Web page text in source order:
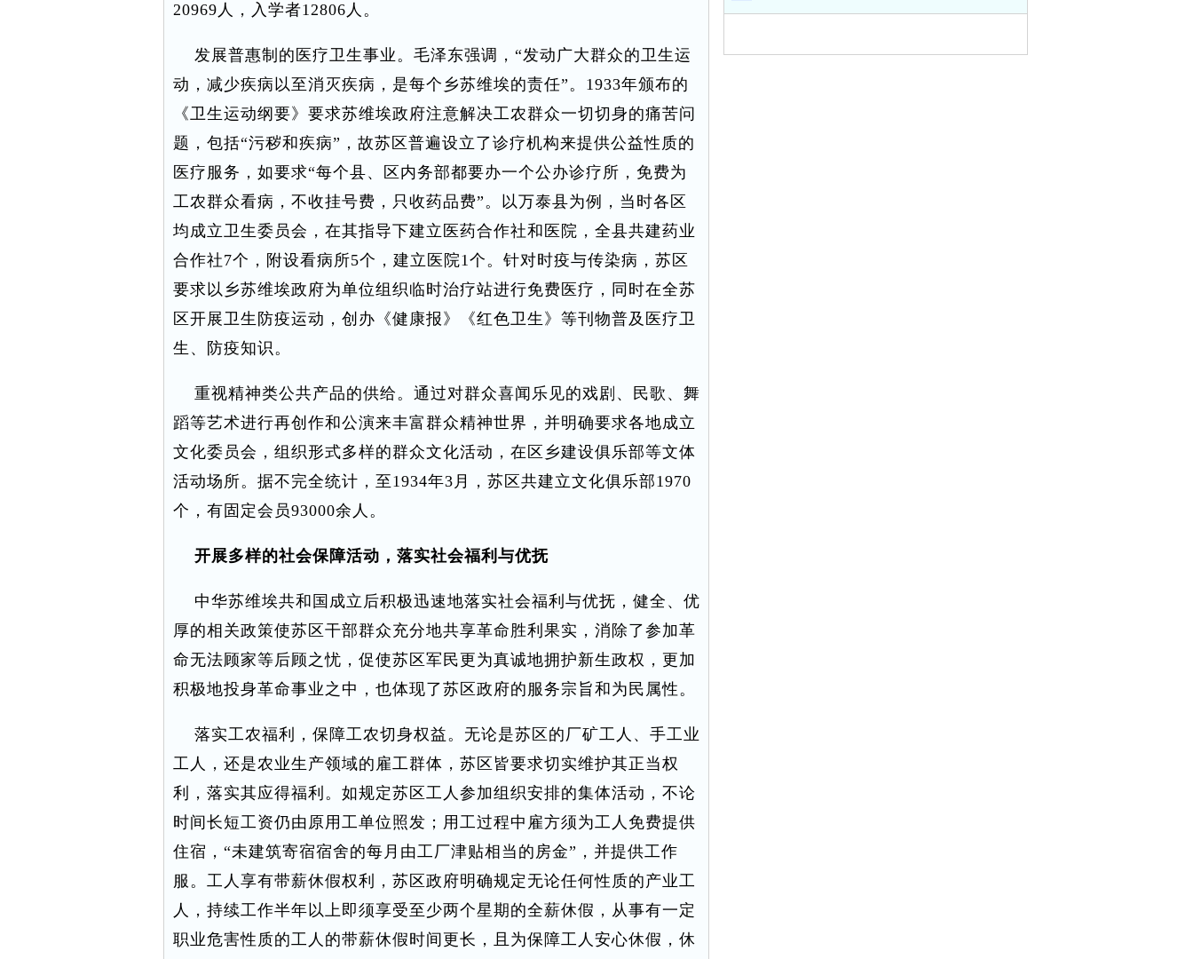
20969人，入学者12806人。
发展普惠制的医疗卫生事业。毛泽东强调，“发动广大群众的卫生运
动，减少疾病以至消灭疾病，是每个乡苏维埃的责任”。1933年颁布的
《卫生运动纲要》要求苏维埃政府注意解决工农群众一切切身的痛苦问
题，包括“污秽和疾病”，故苏区普遍设立了诊疗机构来提供公益性质的
医疗服务，如要求“每个县、区内务部都要办一个公办诊疗所，免费为
工农群众看病，不收挂号费，只收药品费”。以万泰县为例，当时各区
均成立卫生委员会，在其指导下建立医药合作社和医院，全县共建药业
合作社7个，附设看病所5个，建立医院1个。针对时疫与传染病，苏区
要求以乡苏维埃政府为单位组织临时治疗站进行免费医疗，同时在全苏
区开展卫生防疫运动，创办《健康报》《红色卫生》等刊物普及医疗卫
生、防疫知识。
重视精神类公共产品的供给。通过对群众喜闻乐见的戏剧、民歌、舞
蹈等艺术进行再创作和公演来丰富群众精神世界，并明确要求各地成立
文化委员会，组织形式多样的群众文化活动，在区乡建设俱乐部等文体
活动场所。据不完全统计，至1934年3月，苏区共建立文化俱乐部1970
个，有固定会员93000余人。
开展多样的社会保障活动，落实社会福利与优抚
中华苏维埃共和国成立后积极迅速地落实社会福利与优抚，健全、优
厚的相关政策使苏区干部群众充分地共享革命胜利果实，消除了参加革
命无法顾家等后顾之忧，促使苏区军民更为真诚地拥护新生政权，更加
积极地投身革命事业之中，也体现了苏区政府的服务宗旨和为民属性。
落实工农福利，保障工农切身权益。无论是苏区的厂矿工人、手工业
工人，还是农业生产领域的雇工群体，苏区皆要求切实维护其正当权
利，落实其应得福利。如规定苏区工人参加组织安排的集体活动，不论
时间长短工资仍由原用工单位照发；用工过程中雇方须为工人免费提供
住宿，“未建筑寄宿宿舍的每月由工厂津贴相当的房金”，并提供工作
服。工人享有带薪休假权利，苏区政府明确规定无论任何性质的产业工
人，持续工作半年以上即须享受至少两个星期的全薪休假，从事有一定
职业危害性质的工人的带薪休假时间更长，且为保障工人安心休假，休